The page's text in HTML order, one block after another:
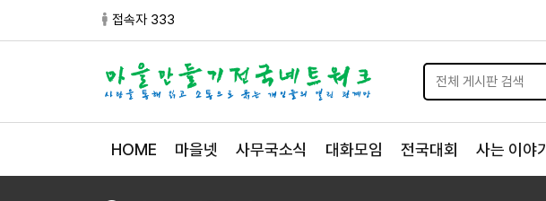
접속자 333
HOME 마을넷 사무국소식 대화모임 전국대회 사는 이야기